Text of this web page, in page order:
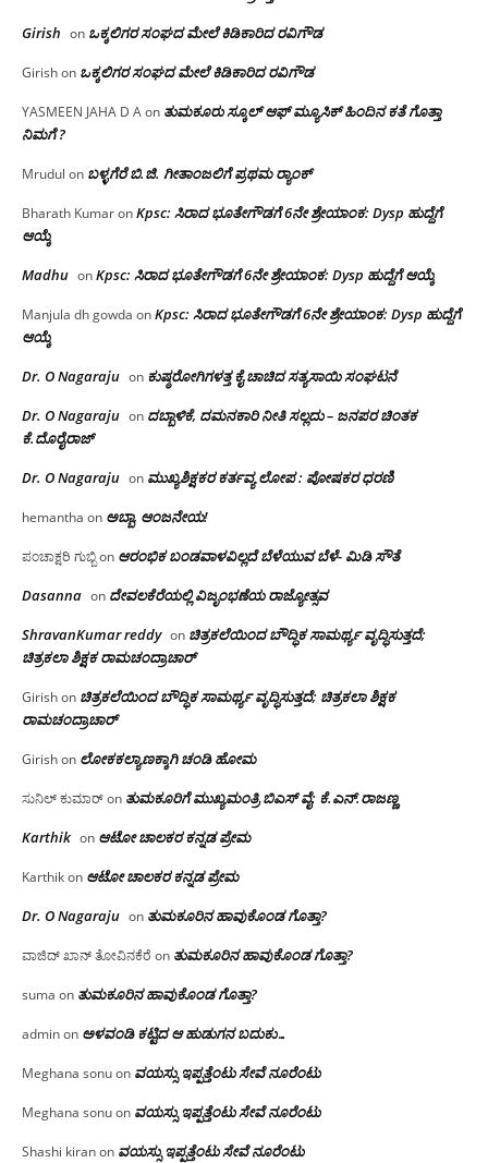
Girish on ಒಕ್ಕಲಿಗರ ಸಂಘದ ಮೇಲೆ ಕಿಡಿಕಾರಿದ ರವಿಗೌಡ
Girishon ಒಕ್ಕಲಿಗರ ಸಂಘದ ಮೇಲೆ ಕಿಡಿಕಾರಿದ ರವಿಗೌಡ
YASMEEN JAHA D Aon ತುಮಕೂರು ಸ್ಕೂಲ್ ಆಫ್ ಮ್ಯೂಸಿಕ್ ಹಿಂದಿನ ಕತೆ ಗೊತ್ತಾ
ನಿಮಗೆ ?
Mrudul on ಬಳ್ಳಗೆರೆ ಬಿ.ಜಿ. ಗೀತಾಂಜಲಿಗೆ ಪ್ರಥಮ ರ‌್ಯಾಂಕ್
Bharath KumaronKpsc: ಸಿರಾದ ಭೂತೇಗೌಡಗೆ 6ನೇ ಶ್ರೇಯಾಂಕ: Dysp ಹುದ್ದೆಗೆ
ಆಯ್ಕೆ
Madhu onKpsc: ಸಿರಾದ ಭೂತೇಗೌಡಗೆ 6ನೇ ಶ್ರೇಯಾಂಕ: Dysp ಹುದ್ದೆಗೆ ಆಯ್ಕೆ
Manjula dh gowda onKpsc: ಸಿರಾದ ಭೂತೇಗೌಡಗೆ 6ನೇ ಶ್ರೇಯಾಂಕ: Dysp ಹುದ್ದೆಗೆ
ಆಯ್ಕೆ
Dr. O Nagaraju on ಕುಷ್ಠರೋಗಿಗಳತ್ತ ಕೈ ಚಾಚಿದ ಸತ್ಯಸಾಯಿ ಸಂಘಟನೆ
Dr. O Nagaraju on ದಬ್ಬಾಳಿಕೆ, ದಮನಕಾರಿ ನೀತಿ ಸಲ್ಲದು – ಜನಪರ ಚಿಂತಕ
ಕೆ.ದೊರೈರಾಜ್
Dr. O Nagaraju on ಮುಖ್ಯಶಿಕ್ಷಕರ ಕರ್ತವ್ಯ ಲೋಪ : ಪೋಷಕರ ಧರಣಿ
hemantha on ಅಬ್ಬಾ, ಆಂಜನೇಯ!
ಪಂಚಾಕ್ಷರಿ ಗುಬ್ಬಿon ಆರಂಭಿಕ ಬಂಡವಾಳವಿಲ್ಲದೆ ಬೆಳೆಯುವ ಬೆಳೆ- ಮಿಡಿ ಸೌತೆ
Dasanna on ದೇವಲಕೆರೆಯಲ್ಲಿ ವಿಜೃಂಭಣೆಯ ರಾಜ್ಯೋತ್ಸವ
ShravanKumar reddy on ಚಿತ್ರಕಲೆಯಿಂದ ಬೌದ್ಧಿಕ ಸಾಮರ್ಥ್ಯ ವೃದ್ಧಿಸುತ್ತದೆ;
ಚಿತ್ರಕಲಾ ಶಿಕ್ಷಕ ರಾಮಚಂದ್ರಾಚಾರ್
Girishon ಚಿತ್ರಕಲೆಯಿಂದ ಬೌದ್ಧಿಕ ಸಾಮರ್ಥ್ಯ ವೃದ್ಧಿಸುತ್ತದೆ; ಚಿತ್ರಕಲಾ ಶಿಕ್ಷಕ
ರಾಮಚಂದ್ರಾಚಾರ್
Girishon ಲೋಕಕಲ್ಯಾಣಕ್ಕಾಗಿ ಚಂಡಿ ಹೋಮ
ಸುನಿಲ್ ಕುಮಾರ್on ತುಮಕೂರಿಗೆ ಮುಖ್ಯಮಂತ್ರಿ ಬಿಎಸ್ ವೈ: ಕೆ.ಎನ್.ರಾಜಣ್ಣ
Karthik on ಆಟೋ ಚಾಲಕರ ಕನ್ನಡ ಪ್ರೇಮ
Karthikon ಆಟೋ ಚಾಲಕರ ಕನ್ನಡ ಪ್ರೇಮ
Dr. O Nagaraju on ತುಮಕೂರಿನ ಹಾವುಕೊಂಡ ಗೊತ್ತಾ?
ವಾಜಿದ್ ಖಾನ್ ತೋವಿನಕೆರೆ on ತುಮಕೂರಿನ ಹಾವುಕೊಂಡ ಗೊತ್ತಾ?
suma on ತುಮಕೂರಿನ ಹಾವುಕೊಂಡ ಗೊತ್ತಾ?
adminon ಅಳವಂಡಿ ಕಟ್ಟಿದ ಆ ಹುಡುಗನ ಬದುಕು…
Meghana sonuon ವಯಸ್ಸು ಇಪ್ಪತ್ತೆಂಟು ಸೇವೆ ನೂರೆಂಟು
Meghana sonuon ವಯಸ್ಸು ಇಪ್ಪತ್ತೆಂಟು ಸೇವೆ ನೂರೆಂಟು
Shashi kiranon ವಯಸ್ಸು ಇಪ್ಪತ್ತೆಂಟು ಸೇವೆ ನೂರೆಂಟು